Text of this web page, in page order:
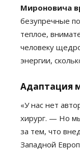
Мироновича
безупречные
теплое,
человеку
энергии,
Адаптация
«У нас нет
хирург. — Но
за тем, что
Западной